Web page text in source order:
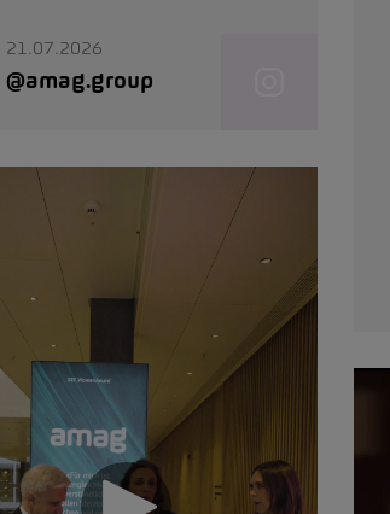
21.07.2026
@amag.group